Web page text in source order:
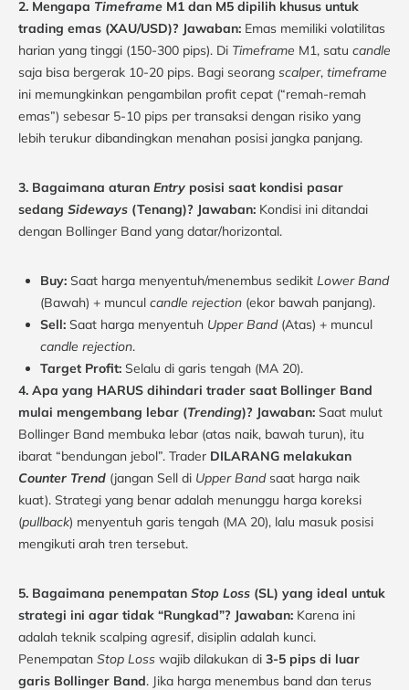
2. Mengapa Timeframe M1 dan M5 dipilih khusus untuk
trading emas (XAU/USD)? Jawaban: Emas memiliki volatilitas
harian yang tinggi (150-300 pips). Di Timeframe M1, satu candle
saja bisa bergerak 10-20 pips. Bagi seorang scalper, timeframe
ini memungkinkan pengambilan profit cepat (“remah-remah
emas”) sebesar 5-10 pips per transaksi dengan risiko yang
lebih terukur dibandingkan menahan posisi jangka panjang.
3. Bagaimana aturan Entry posisi saat kondisi pasar
sedang Sideways (Tenang)? Jawaban: Kondisi ini ditandai
dengan Bollinger Band yang datar/horizontal.
Buy: Saat harga menyentuh/menembus sedikit Lower Band
(Bawah) + muncul candle rejection (ekor bawah panjang).
Sell: Saat harga menyentuh Upper Band(Atas) + muncul
candle rejection.
Target Profit: Selalu di garis tengah (MA 20).
4. Apa yang HARUS dihindari trader saat Bollinger Band
mulai mengembang lebar (Trending)? Jawaban: Saat mulut
Bollinger Band membuka lebar (atas naik, bawah turun), itu
ibarat “bendungan jebol”. Trader DILARANG melakukan
Counter Trend (jangan Sell di Upper Bandsaat harga naik
kuat). Strategi yang benar adalah menunggu harga koreksi
(pullback) menyentuh garis tengah (MA 20), lalu masuk posisi
mengikuti arah tren tersebut.
5. Bagaimana penempatan Stop Loss (SL) yang ideal untuk
strategi ini agar tidak “Rungkad”? Jawaban: Karena ini
adalah teknik scalping agresif, disiplin adalah kunci.
Penempatan Stop Loss wajib dilakukan di 3-5 pips di luar
garis Bollinger Band. Jika harga menembus band dan terus